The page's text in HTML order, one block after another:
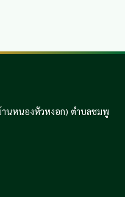
นหนองหัวหงอก) ตำบลชมพู